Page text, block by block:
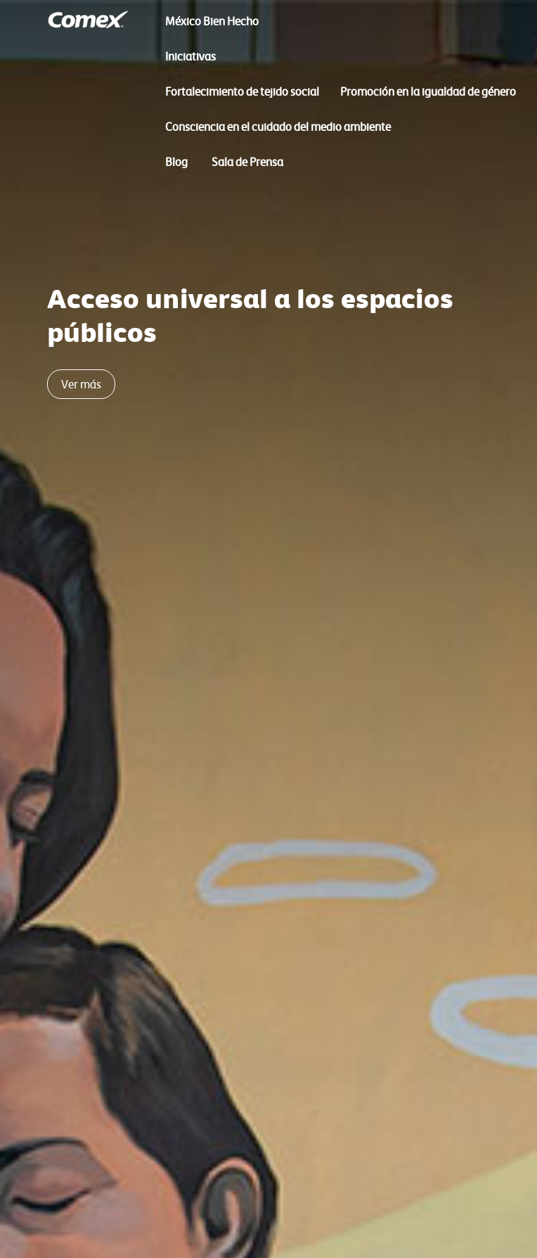
México Bien Hecho
Iniciativas
Fortalecimiento de tejido social Promoción en la igualdad de género
Consciencia en el cuidado del medio ambiente
Blog Sala de Prensa
Acceso universal a los espacios
públicos
Ver más